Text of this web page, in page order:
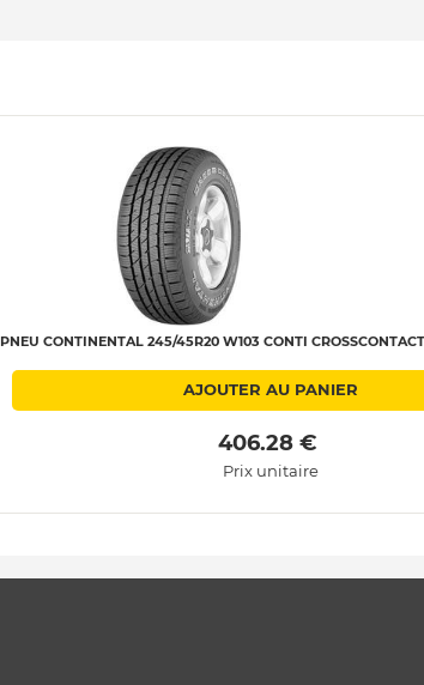
PNEU CONTINENTAL 245/45R20 W103 CONTI
AJOUTER AU PANIER
406.28 €
Prix unitaire